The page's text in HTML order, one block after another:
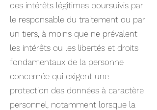
des intérêts légitimes poursuivis par
le responsable du traitement ou par
un tiers, à moins que ne prévalent
les intérêts ou les libertés et droits
fondamentaux de la personne
concernée qui exigent une
protection des données à caractère
personnel, notamment lorsque la